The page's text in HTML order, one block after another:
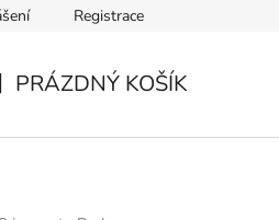
Registrace
PRÁZDNÝ KOŠÍK